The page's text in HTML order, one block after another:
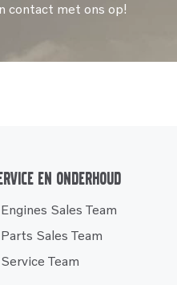
contact met ons op!
en onderhoud
Engines Sales Team
Parts Sales Team
Service Team